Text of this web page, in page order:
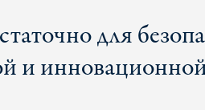
для
и